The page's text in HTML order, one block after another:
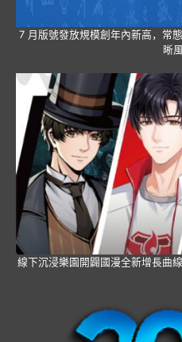
7 月版號發放規模創年內新高，常
晰
線下沉浸樂園開闢國漫全新增長曲